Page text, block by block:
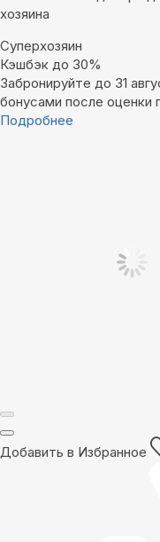
хозяина
Суперхозяин
Кэшбэк до 30%
Забронируйте до 31
бонусами после оценки
Подробнее
Добавить в Избранное